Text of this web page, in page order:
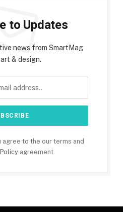
to Updates
news from SmartMag
& design.
agree to the our terms and
agreement.